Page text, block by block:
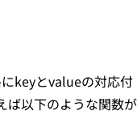
keyとvalueの対応付
ば以下のような関数が